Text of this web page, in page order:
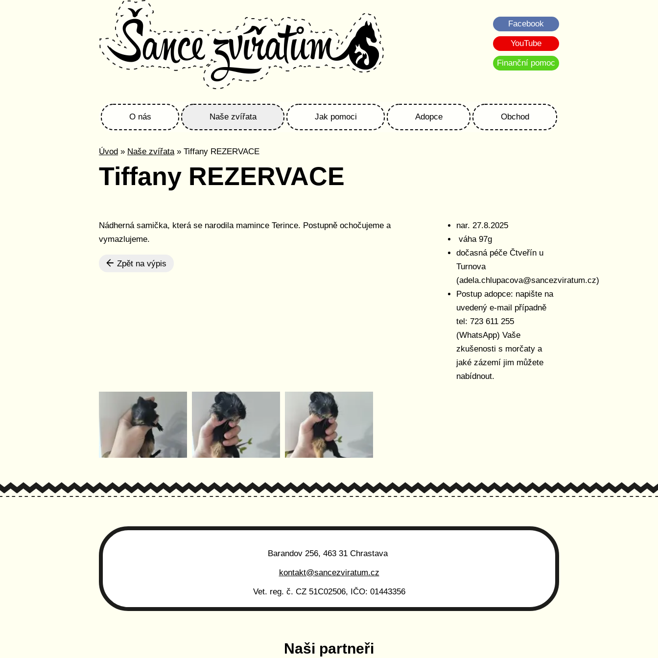
Facebook
YouTube
Finanční pomoc
O nás Naše zvířata Jak pomoci Adopce Obchod
Úvod » Naše zvířata» Tiffany REZERVACE
Tiffany REZERVACE
Nádherná samička, která se narodila mamince Terince. Postupně ochočujeme a
vymazlujeme.
Zpět na výpis
nar. 27.8.2025
váha 97g
dočasná péče Čtveřín u
Turnova
(adela.chlupacova@sancezviratum.cz)
Postup adopce: napište na
uvedený e-mail případně
tel: 723 611 255
(WhatsApp) Vaše
zkušenosti s morčaty a
jaké zázemí jim můžete
nabídnout.
Barandov 256, 463 31 Chrastava
kontakt@sancezviratum.cz
Vet. reg. č. CZ 51C02506, IČO: 01443356
Naši partneři